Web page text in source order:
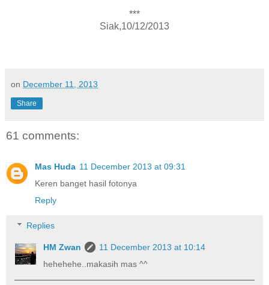
***
Siak,10/12/2013
on December 11, 2013
Share
61 comments:
Mas Huda 11 December 2013 at 09:31
Keren banget hasil fotonya
Reply
Replies
HM Zwan
11 December 2013 at 10:14
hehehehe..makasih mas ^^